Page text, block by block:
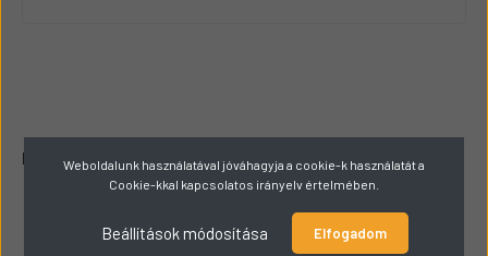
KAPCSOLAT
Weboldalunk használatával jóváhagyja a cookie-k használatát a
Cookie-kkal kapcsolatos irányelv értelmében.
Beállítások módosítása Elfogadom